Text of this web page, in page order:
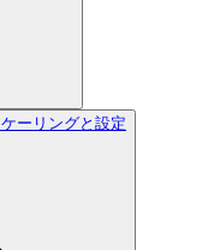
ーリングと設定